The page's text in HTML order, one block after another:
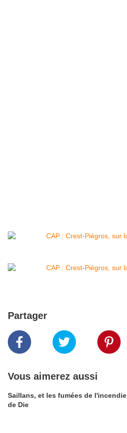
Partager
Vous aimerez aussi
Saillans, et les fumées de l'incendie
de Die